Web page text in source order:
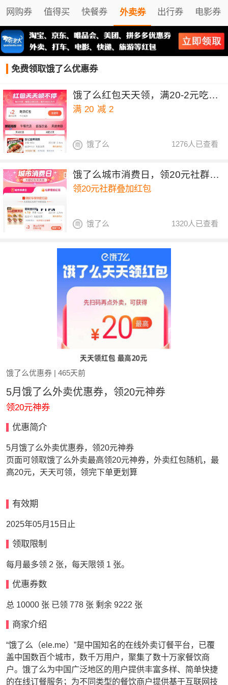
网购券 值得买 快餐券 外卖券 出行券 电影券
免费领取饿了么优惠券
饿了么红包天天领，满20-2元吃货红包
满 20 减 2
1276人已查看
饿了么
饿了么城市消费日，领20元社群叠加红包
领20元社群叠加红包
1320人已查看
饿了么
饿了么优惠券 | 465天前
5月饿了么外卖优惠券，领20元神券
领20元神券
优惠简介
5月饿了么外卖优惠券，领20元神券
页面可领取饿了么外卖最高领20元神券，外卖红包随机，最
高20元，天天可领，领完下单更划算
有效期
2025年05月15日止
领取限制
每月最多领 2 张，每天限领 1 张。
优惠券数
总 10000 张 已领 778 张 剩余 9222 张
商家介绍
“饿了么（ele.me）”是中国知名的在线外卖订餐平台，已覆
盖中国数百个城市，数千万用户，聚集了数十万家餐饮商
户。饿了么为中国广泛地区的用户提供丰富多样、简单快捷
的在线订餐服务；为不同类型的餐饮商户提供基于互联网技